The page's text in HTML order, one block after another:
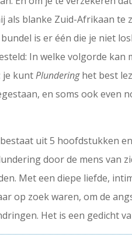
als blanke Zuid-Afrikaan te
is er één die je niet
In welke volgorde kan
je kuntPlunderinghet best
en soms ook even
uit 5 hoofdstukken
door de mens van
Met een diepe liefde,
op zoek waren, om de
Het is een gedicht